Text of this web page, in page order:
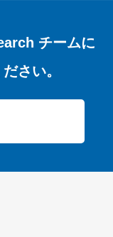
チームに
さい。